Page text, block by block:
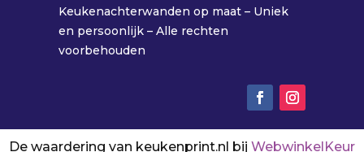
Keukenachterwanden op maat – Uniek
en persoonlijk – Alle rechten
voorbehouden
De waardering van keukenprint.nl bij WebwinkelKeur